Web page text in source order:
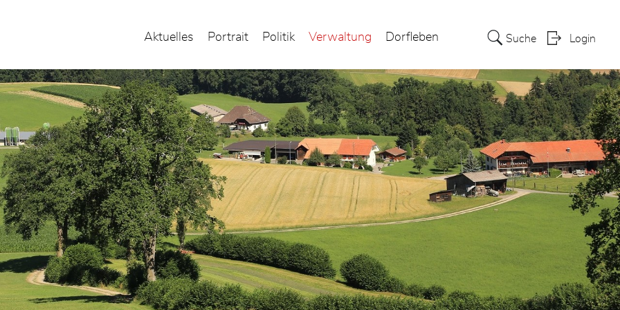
Aktuelles Portrait Politik Verwaltung Dorfleben Suche Login